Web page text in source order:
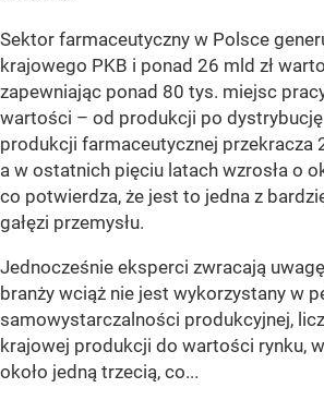
Sektor farmaceutyczny w Polsce
krajowego PKB i ponad 26 mld zł
zapewniając ponad 80 tys. miejsc
wartości – od produkcji po
produkcji farmaceutycznej przekracza
a w ostatnich pięciu latach wzrosła o
co potwierdza, że jest to jedna z
gałęzi przemysłu.
Jednocześnie eksperci zwracają
branży wciąż nie jest wykorzystany w
samowystarczalności produkcyjnej,
krajowej produkcji do wartości rynku,
około jedną trzecią, co...